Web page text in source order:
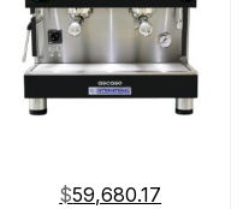
$59,680.17